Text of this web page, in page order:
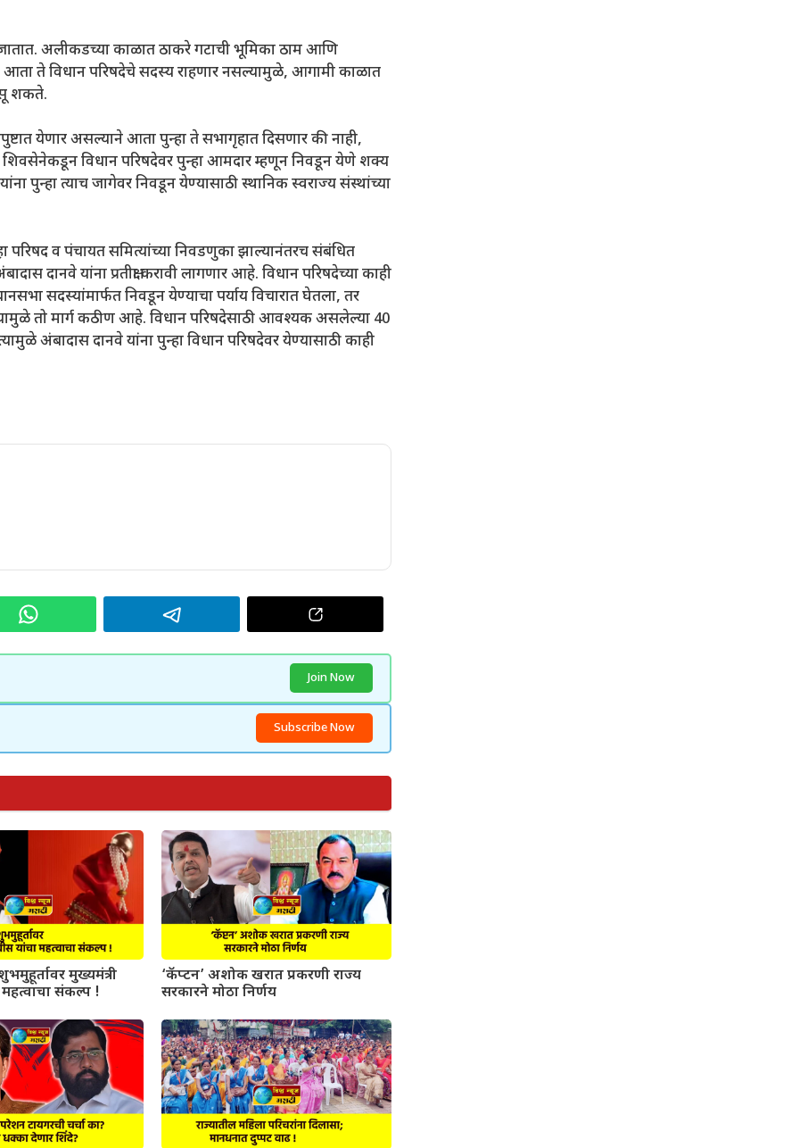
अलीकडच्या काळात ठाकरे गटाची भूमिका ठाम आणि
आता ते विधान परिषदेचे सदस्य राहणार नसल्यामुळे, आगामी काळात
शकते.
येणार असल्याने आता पुन्हा ते सभागृहात दिसणार की नाही,
शिवसेनेकडून विधान परिषदेवर पुन्हा आमदार म्हणून निवडून येणे शक्य
पुन्हा त्याच जागेवर निवडून येण्यासाठी स्थानिक स्वराज्य संस्थांच्या
व पंचायत समित्यांच्या निवडणुका झाल्यानंतरच संबंधित
दानवे यांना प्रतीक्षा करावी लागणार आहे. विधान परिषदेच्या काही
सदस्यांमार्फत निवडून येण्याचा पर्याय विचारात घेतला, तर
तो मार्ग कठीण आहे. विधान परिषदेसाठी आवश्यक असलेल्या 40
अंबादास दानवे यांना पुन्हा विधान परिषदेवर येण्यासाठी काही
Join Now
Subscribe Now
मुख्यमंत्री
संकल्प !
‘कॅप्टन’ अशोक खरात प्रकरणी राज्य
सरकारने मोठा निर्णय